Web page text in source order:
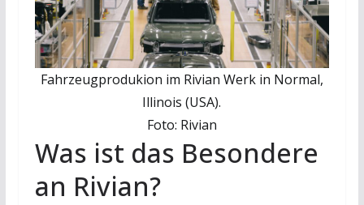
Fahrzeugprodukion im Rivian Werk in Normal,
Illinois (USA).
Foto: Rivian
Was ist das Besondere
an Rivian?